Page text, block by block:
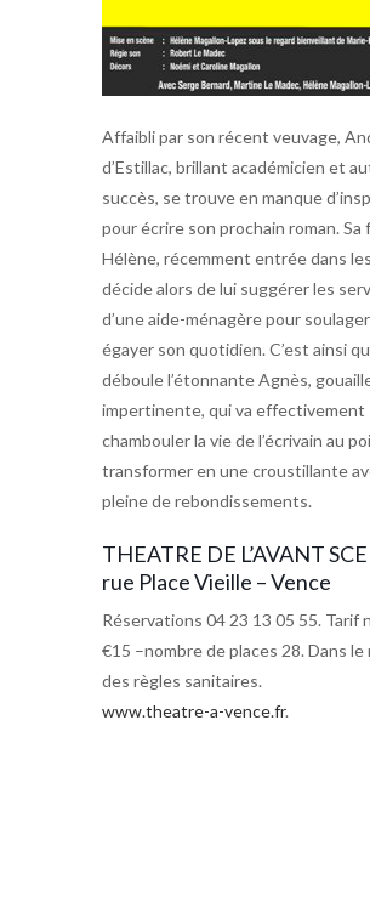
Affaibli par son récent veuvage,
d’Estillac, brillant académicien et
succès, se trouve en manque
pour écrire son prochain roman. Sa
Hélène, récemment entrée dans
décide alors de lui suggérer les
d’une aide-ménagère pour
égayer son quotidien. C’est ainsi
déboule l’étonnante Agnès,
impertinente, qui va effectivement
chambouler la vie de l’écrivain au
transformer en une croustillante
pleine de rebondissements.
THEATRE DE L’AVANT
rue Place Vieille – Vence
Réservations 04 23 13 05 55. Tarif
€15 –nombre de places 28. Dans
des règles sanitaires.
www.theatre-a-vence.fr.